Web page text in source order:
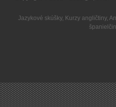
Jazykové skúšky, Kurzy angličtiny,